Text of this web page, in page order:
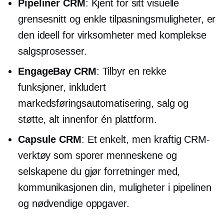
Pipeliner CRM: Kjent for sitt visuelle
grensesnitt og enkle tilpasningsmuligheter, er
den ideell for virksomheter med komplekse
salgsprosesser.
EngageBay CRM: Tilbyr en rekke
funksjoner, inkludert
markedsføringsautomatisering, salg og
støtte, alt innenfor én plattform.
Capsule CRM: Et enkelt, men kraftig CRM-
verktøy som sporer menneskene og
selskapene du gjør forretninger med,
kommunikasjonen din, muligheter i pipelinen
og nødvendige oppgaver.